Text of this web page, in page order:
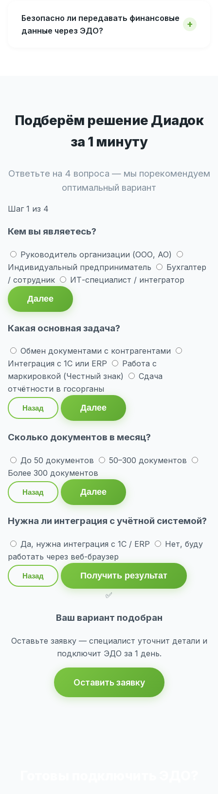
Безопасно ли передавать финансовые
данные через ЭДО?
Подберём решение Диадок
за 1 минуту
Ответьте на 4 вопроса — мы порекомендуем
оптимальный вариант
Шаг 1 из 4
Кем вы являетесь?
Руководитель организации (ООО, АО)
Индивидуальный предприниматель
Бухгалтер
/ сотрудник
ИТ-специалист / интегратор
Далее
Какая основная задача?
Обмен документами с контрагентами
Интеграция с 1С или ERP
Работа с
маркировкой (Честный знак)
Сдача
отчётности в госорганы
Назад Далее
Сколько документов в месяц?
До 50 документов
50–300 документов
Более 300 документов
Назад Далее
Нужна ли интеграция с учётной системой?
Да, нужна интеграция с 1С / ERP
Нет, буду
работать через веб-браузер
Назад
Получить результат
✅
Ваш вариант подобран
Оставьте заявку — специалист уточнит детали и
подключит ЭДО за 1 день.
Оставить заявку